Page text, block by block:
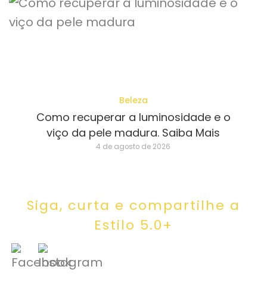
Beleza
Como recuperar a luminosidade e o
viço da pele madura. Saiba Mais
4 de agosto de 2026
Siga, curta e compartilhe a
Estilo 5.0+